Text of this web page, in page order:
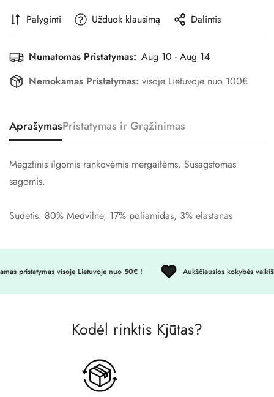
Palyginti Užduok klausimą Dalintis
Numatomas Pristatymas: Aug 10 - Aug 14
Nemokamas Pristatymas: visoje Lietuvoje nuo 100€
AprašymasPristatymas ir Grąžinimas
Megztinis ilgomis rankovėmis mergaitėms. Susagstomas
sagomis.
Sudėtis: 80% Medvilnė, 17% poliamidas, 3% elastanas
pristatymas visoje Lietuvoje nuo 50€ ! Aukščiausios kokybės
Kodėl rinktis Kjūtas?
Confirm your age
No, I'm not Yes, I am